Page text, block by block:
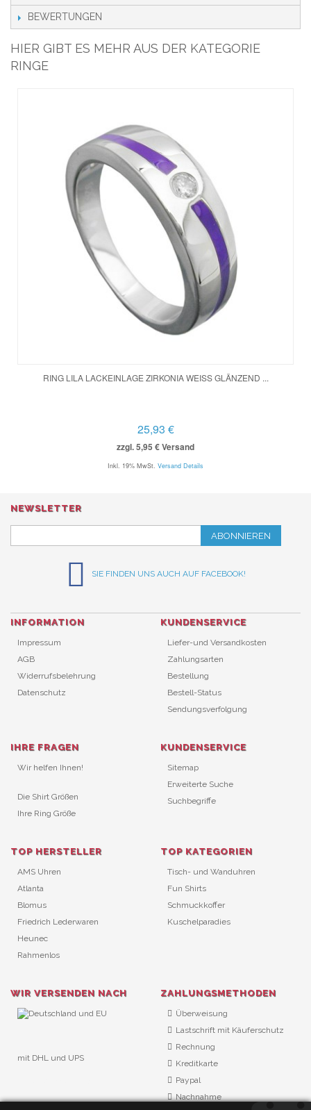
BEWERTUNGEN
HIER GIBT ES MEHR AUS DER KATEGORIE
RINGE
RING LILA LACKEINLAGE ZIRKONIA WEISS GLÄNZEND ...
25,93 €
zzgl. 5,95 € Versand
Inkl. 19% MwSt. Versand Details
NEWSLETTER
ABONNIEREN
SIE FINDEN UNS AUCH AUF FACEBOOK!
INFORMATION
Impressum
AGB
Widerrufsbelehrung
Datenschutz
KUNDENSERVICE
Liefer-und Versandkosten
Zahlungsarten
Bestellung
Bestell-Status
Sendungsverfolgung
IHRE FRAGEN
Wir helfen Ihnen!
Die Shirt Größen
Ihre Ring Größe
KUNDENSERVICE
Sitemap
Erweiterte Suche
Suchbegriffe
TOP HERSTELLER
AMS Uhren
Atlanta
Blomus
Friedrich Lederwaren
Heunec
Rahmenlos
TOP KATEGORIEN
Tisch- und Wanduhren
Fun Shirts
Schmuckkoffer
Kuschelparadies
WIR VERSENDEN NACH
mit DHL und UPS
ZAHLUNGSMETHODEN
Überweisung
Lastschrift mit Käuferschutz
Rechnung
Kreditkarte
Paypal
Nachnahme